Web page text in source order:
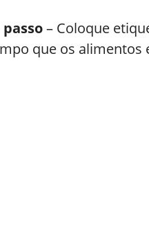
passo– Coloque
que os alimentos